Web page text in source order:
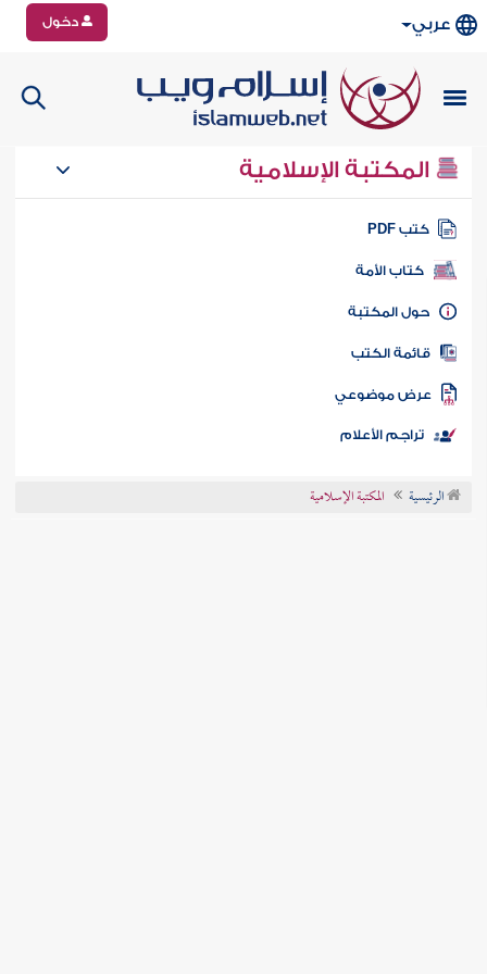
عربي دخول
المكتبة الإسلامية
كتب PDF
كتاب الأمة
المكتبة
الكتب
موضوعي
تراجم الأعلام
الرئيسية المكتبة الإسلامية